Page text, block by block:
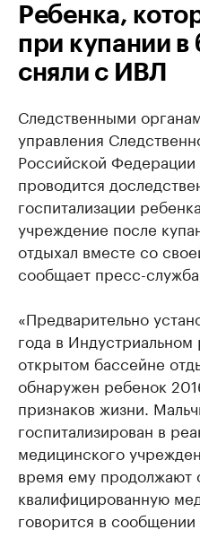
Ребенка,
при купании в
сняли с ИВЛ
Следственными
управления
Российской
проводится
госпитализации
учреждение после
отдыхал вместе со
сообщает пресс-служба
«Предварительно
года в
открытом бассейне
обнаружен ребенок
признаков жизни.
госпитализирован в
медицинского
время ему продолжают
квалифицированную
говорится в сообщении